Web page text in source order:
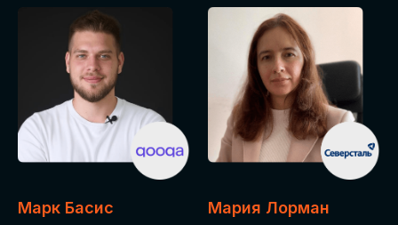
Марк Басис Мария Лорман
СРЕДИ ПАРТНЕРОВ
МЕРОПРИЯТИЯ